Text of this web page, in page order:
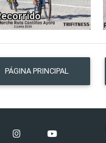
PÁGINA PRINCIPAL